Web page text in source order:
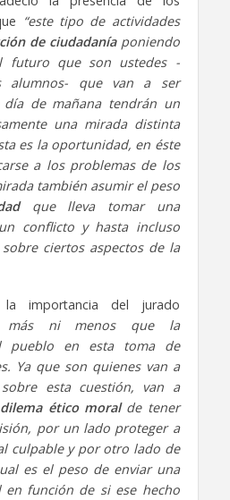
“este tipo de actividades
de ciudadaníaponiendo
futuro que son ustedes -
alumnos- que van a ser
día de mañana tendrán un
una mirada distinta
es la oportunidad, en éste
a los problemas de los
también asumir el peso
que lleva tomar una
conflicto y hasta incluso
ciertos aspectos de la
la importancia del jurado
ni menos que la
pueblo en esta toma de
Ya que son quienes van a
esta cuestión, van a
dilema ético moralde tener
por un lado proteger a
culpable y por otro lado de
es el peso de enviar una
en función de si ese hecho